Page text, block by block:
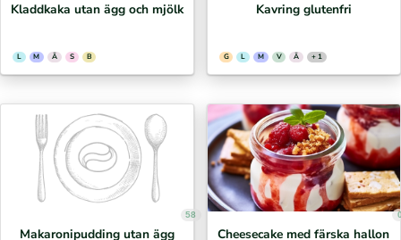
Kladdkaka utan ägg och mjölk
L M Ä S B
Kavring glutenfri
G L M V Ä + 1
58
Makaronipudding utan ägg Cheesecake med färska hallon